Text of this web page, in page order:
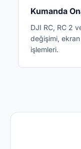
Kumanda
DJI RC, RC 2
değişimi, ekran
işlemleri.